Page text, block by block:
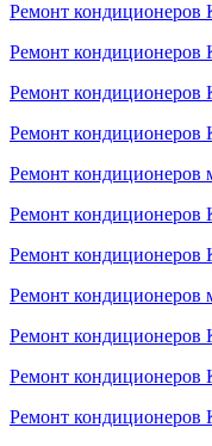
Ремонт кондиционеров
Ремонт кондиционеров
Ремонт кондиционеров
Ремонт кондиционеров
Ремонт кондиционеров
Ремонт кондиционеров
Ремонт кондиционеров
Ремонт кондиционеров
Ремонт кондиционеров
Ремонт кондиционеров
Ремонт кондиционеров